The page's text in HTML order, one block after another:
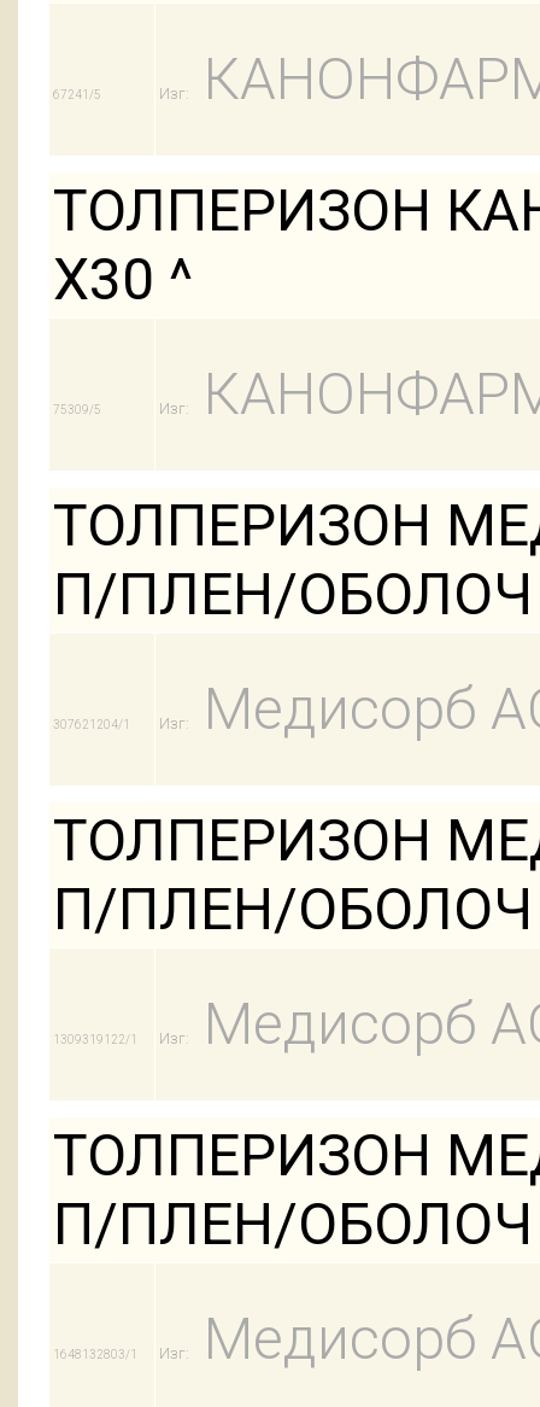
67241/5 Изг:
ТОЛПЕРИЗОН
Х30 ^
75309/5 Изг:
ТОЛПЕРИЗОН
П/ПЛЕН/ОБОЛОЧ
307621204/1 Изг:
Медисорб
ТОЛПЕРИЗОН
П/ПЛЕН/ОБОЛОЧ
1309319122/1 Изг:
Медисорб
ТОЛПЕРИЗОН
П/ПЛЕН/ОБОЛОЧ
1648132803/1 Изг: Медисорб